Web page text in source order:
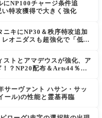
にNP100チャージ条件追
特攻獲得で大きく強化
ニキにNP30＆秩序特攻追加
オニダスも超強化で「低レ
ストとアマデウスが強化、ア
！？NP20配布＆Arts44％強
サーヴァント ハサン・サッ
ール)の性能と霊基再臨